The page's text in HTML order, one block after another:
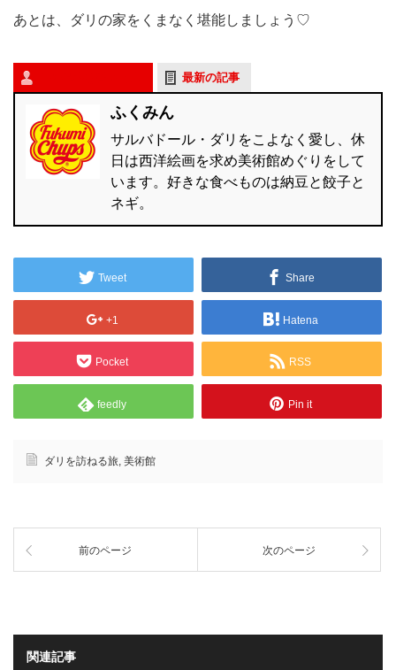
あとは、ダリの家をくまなく堪能しましょう♡
最新の記事
ふくみん
サルバドール・ダリをこよなく愛し、休
日は西洋絵画を求め美術館めぐりをして
います。好きな食べものは納豆と餃子と
ネギ。
Tweet Share
+1 Hatena
Pocket RSS
feedly Pin it
ダリを訪ねる旅, 美術館
前のページ 次のページ
関連記事